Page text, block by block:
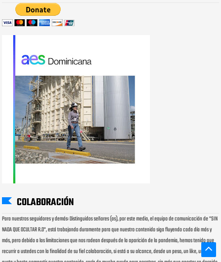
COLABORACIÓN
Para nuestros seguidores y demás: Distinguidos señores (as), por este medio, el equipo de comunicación de "SIN
NADA QUE OCULTAR R.D", está trabajando duramente para que nuestro contenido siga fluyendo cada día más y
más, pero debido a las limitaciones que nos rodean después de la aparición de la pandemia, hemos tenido que
recurrir a ustedes con la finalidad de su fiel colaboración, si está a su alcance, desde un peso, un like, un me